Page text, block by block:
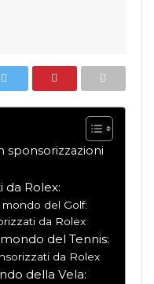
sponsorizzazioni
da Rolex:
del Golf:
da Rolex
del Tennis:
da Rolex
della Vela: